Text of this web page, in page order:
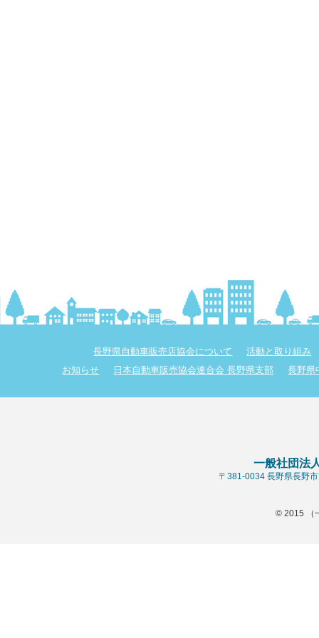
長野県自動車販売店協会について
活動と取り組み
お知らせ
日本自動車販売協会連合会 長野県支部 長野県
一般社団法
〒381-0034 長野県長野
© 2015 （